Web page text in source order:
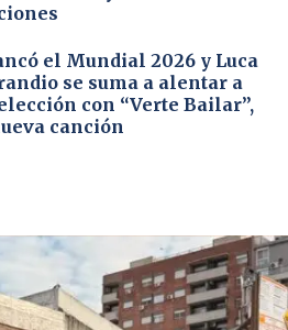
el Mundial 2026 y Luca
se suma a alentar a
con “Verte Bailar”,
canción